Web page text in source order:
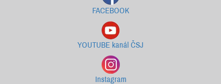
FACEBOOK
YOUTUBE kanál ČSJ
Instagram